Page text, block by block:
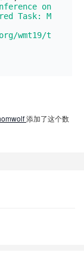
on
Task: M
wmt19/t
添加了这个数